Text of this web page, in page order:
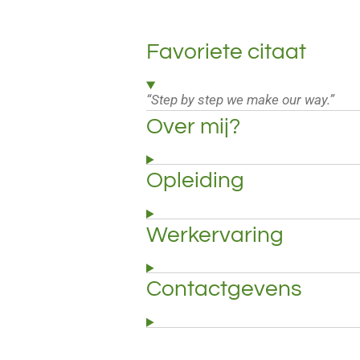
Favoriete citaat
“Step by step we make our way.”
Over mij?
Opleiding
Werkervaring
Contactgevens